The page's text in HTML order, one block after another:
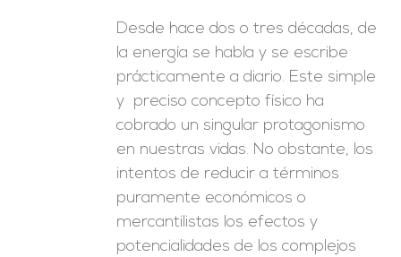
Desde hace dos o tres décadas, de
la energía se habla y se escribe
prácticamente a diario. Este simple
y preciso concepto físico ha
cobrado un singular protagonismo
en nuestras vidas. No obstante, los
intentos de reducir a términos
puramente económicos o
mercantilistas los efectos y
potencialidades de los complejos